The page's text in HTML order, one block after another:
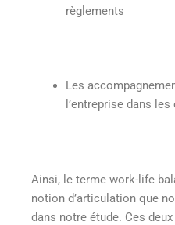
règlements
Les
l’entreprise dans
Ainsi, le terme work-life
notion d’articulation que
dans notre étude. Ces